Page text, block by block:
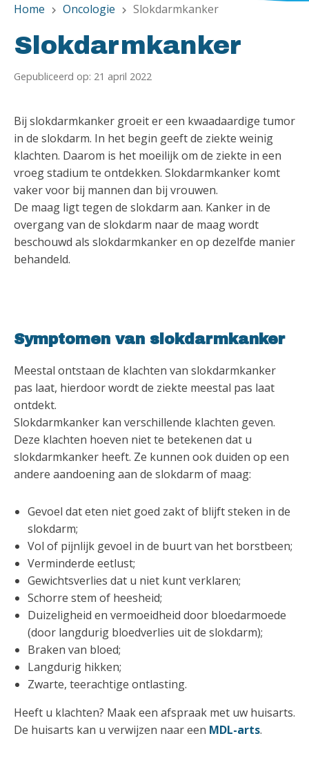
Home chevron_right Oncologie chevron_right Slokdarmkanker
Slokdarmkanker
Gepubliceerd op: 21 april 2022
Bij slokdarmkanker groeit er een kwaadaardige tumor
in de slokdarm. In het begin geeft de ziekte weinig
klachten. Daarom is het moeilijk om de ziekte in een
vroeg stadium te ontdekken. Slokdarmkanker komt
vaker voor bij mannen dan bij vrouwen.
De maag ligt tegen de slokdarm aan. Kanker in de
overgang van de slokdarm naar de maag wordt
beschouwd als slokdarmkanker en op dezelfde manier
behandeld.
Symptomen van slokdarmkanker
Meestal ontstaan de klachten van slokdarmkanker
pas laat, hierdoor wordt de ziekte meestal pas laat
ontdekt.
Slokdarmkanker kan verschillende klachten geven.
Deze klachten hoeven niet te betekenen dat u
slokdarmkanker heeft. Ze kunnen ook duiden op een
andere aandoening aan de slokdarm of maag:
Gevoel dat eten niet goed zakt of blijft steken in de
slokdarm;
Vol of pijnlijk gevoel in de buurt van het borstbeen;
Verminderde eetlust;
Gewichtsverlies dat u niet kunt verklaren;
Schorre stem of heesheid;
Duizeligheid en vermoeidheid door bloedarmoede
(door langdurig bloedverlies uit de slokdarm);
Braken van bloed;
Langdurig hikken;
Zwarte, teerachtige ontlasting.
Heeft u klachten? Maak een afspraak met uw huisarts.
De huisarts kan u verwijzen naar een MDL-arts.